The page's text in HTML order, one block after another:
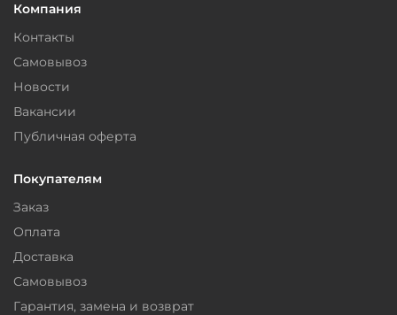
Компания
Контакты
Самовывоз
Новости
Вакансии
Публичная оферта
Покупателям
Заказ
Оплата
Доставка
Самовывоз
Гарантия, замена и возврат